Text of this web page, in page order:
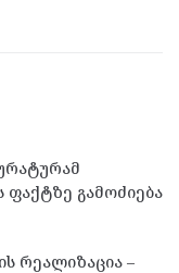
გამოძიება
რეალიზაცია –